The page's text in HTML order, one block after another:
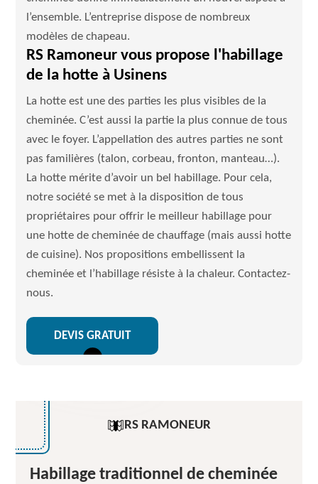
l’ensemble. L’entreprise dispose de nombreux
modèles de chapeau.
RS Ramoneur vous propose l'habillage
de la hotte à Usinens
La hotte est une des parties les plus visibles de la
cheminée. C’est aussi la partie la plus connue de tous
avec le foyer. L’appellation des autres parties ne sont
pas familières (talon, corbeau, fronton, manteau…).
La hotte mérite d’avoir un bel habillage. Pour cela,
notre société se met à la disposition de tous
propriétaires pour offrir le meilleur habillage pour
une hotte de cheminée de chauffage (mais aussi hotte
de cuisine). Nos propositions embellissent la
cheminée et l’habillage résiste à la chaleur. Contactez-
nous.
DEVIS GRATUIT
RS RAMONEUR
Habillage traditionnel de cheminée